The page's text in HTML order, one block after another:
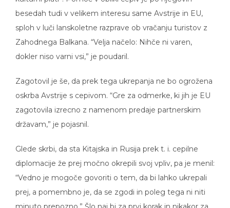
besedah tudi v velikem interesu same Avstrije in EU,
sploh v luči lanskoletne razprave ob vračanju turistov z
Zahodnega Balkana. “Velja načelo: Nihče ni varen,
dokler niso varni vsi,” je poudaril.
oskrba Avstrije s cepivom. “Gre za odmerke, ki jih je EU
zagotovila izrecno z namenom predaje partnerskim
državam,” je pojasnil.
diplomacije že prej močno okrepili svoj vpliv, pa je menil:
“Vedno je mogoče govoriti o tem, da bi lahko ukrepali
prej, a pomembno je, da se zgodi in poleg tega ni niti
minuto prepozno.” Šlo naj bi za prvi korak in nikakor za